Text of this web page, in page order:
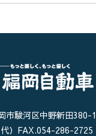
市駿河区中野新田380-1
） FAX.054-286-2725